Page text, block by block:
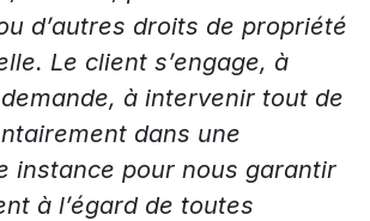
d’autres droits de propriété
Le client s’engage, à
à intervenir tout de
dans une
instance pour nous garantir
à l’égard de toutes